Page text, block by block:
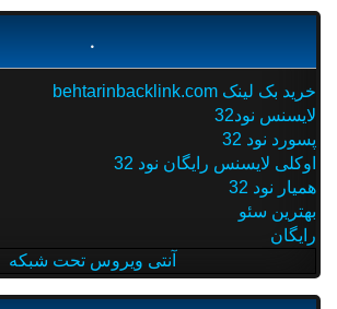
خرید بک لینک behtarinbacklink.com
لایسنس نود32
پسورد نود 32
اوکلی لایسنس رایگان نود 32
همیار نود 32
بهترین سئو
رایگان
آنتی ویروس تحت شبکه